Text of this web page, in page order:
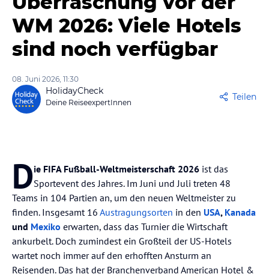
WM 2026: Viele Hotels
sind noch verfügbar
08. Juni 2026, 11:30
HolidayCheck
Deine ReiseexpertInnen
Teilen
Die FIFA Fußball-Weltmeisterschaft 2026 ist das
Sportevent des Jahres. Im Juni und Juli treten 48
Teams in 104 Partien an, um den neuen Weltmeister zu
finden. Insgesamt 16 Austragungsorten in den USA, Kanada
und Mexiko erwarten, dass das Turnier die Wirtschaft
ankurbelt. Doch zumindest ein Großteil der US-Hotels
wartet noch immer auf den erhofften Ansturm an
Reisenden. Das hat der Branchenverband American Hotel &